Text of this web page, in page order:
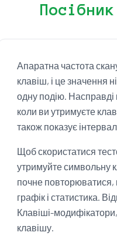
Апаратна частота
клавіш, і це значення
одну подію. Насправді
коли ви утримуєте
також показує
Щоб скористатися
утримуйте символьну
почне повторюватися,
графік і статистика.
Клавіші-
клавішу.